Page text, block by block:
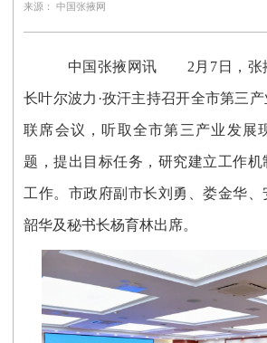
来源： 中国张掖网
中国张掖网讯 2月7日，张
长叶尔波力·孜汗主持召开全市第三
联席会议，听取全市第三产业发展
题，提出目标任务，研究建立工作
工作。市政府副市长刘勇、娄金华
韶华及秘书长杨育林出席。